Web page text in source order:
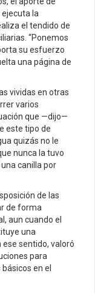
la
el tendido de
“Ponemos
su esfuerzo
una página de
vividas en otras
varios
que —dijo—
este tipo de
quizás no le
nunca la tuvo
canilla por
de las
de forma
aun cuando el
una
sentido, valoró
para
en el